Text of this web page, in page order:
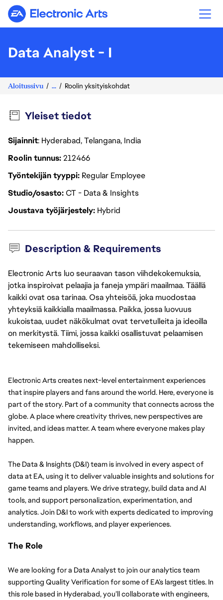
Electronic Arts
Data Analyst - I
Aloitussivu ... Roolin yksityiskohdat
Yleiset tiedot
Sijainnit: Hyderabad, Telangana, India
Roolin tunnus212466
Työntekijän tyyppi Regular Employee
Studio/osastoCT - Data & Insights
Joustava työjärjestely Hybrid
Description & Requirements
Electronic Arts luo seuraavan tason viihdekokemuksia,
jotka inspiroivat pelaajia ja faneja ympäri maailmaa. Täällä
kaikki ovat osa tarinaa. Osa yhteisöä, joka muodostaa
yhteyksiä kaikkialla maailmassa. Paikka, jossa luovuus
kukoistaa, uudet näkökulmat ovat tervetulleita ja ideoilla
on merkitystä. Tiimi, jossa kaikki osallistuvat pelaamisen
tekemiseen mahdolliseksi.
Electronic Arts creates next-level entertainment experiences
that inspire players and fans around the world. Here, everyone is
part of the story. Part of a community that connects across the
globe. A place where creativity thrives, new perspectives are
invited, and ideas matter. A team where everyone makes play
happen.
The Data & Insights (D&I) team is involved in every aspect of
data at EA, using it to deliver valuable insights and solutions for
game teams and players. We drive strategy, build data and AI
tools, and support personalization, experimentation, and
analytics. Join D&I to work with experts dedicated to improving
understanding, workflows, and player experiences.
The Role
We are looking for a Data Analyst to join our analytics team
supporting Quality Verification for some of EA’s largest titles. In
this role based in Hyderabad, you’ll collaborate with engineers,